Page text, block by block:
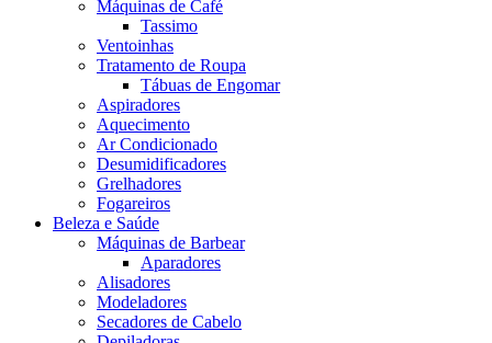
Máquinas de Café
Tassimo
Ventoinhas
Tratamento de Roupa
Tábuas de Engomar
Aspiradores
Aquecimento
Ar Condicionado
Desumidificadores
Grelhadores
Fogareiros
Beleza e Saúde
Máquinas de Barbear
Aparadores
Alisadores
Modeladores
Secadores de Cabelo